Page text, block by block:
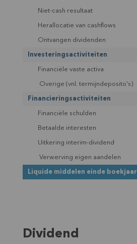
Niet-cash resultaat
Herallocatie van cashflows
Ontvangen dividenden
Investeringsactiviteiten
Financiële vaste activa
Overige (vnl. termijndeposito's)
Financieringsactiviteiten
Financiële schulden
Betaalde interesten
Uitkering interim-dividend
Verwerving eigen aandelen
Liquide middelen einde boekjaar
Dividend